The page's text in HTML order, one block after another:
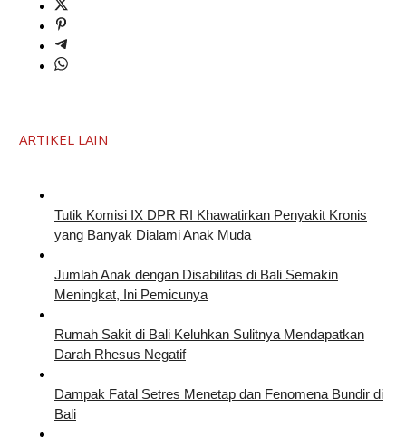
ARTIKEL LAIN
Tutik Komisi IX DPR RI Khawatirkan Penyakit Kronis
yang Banyak Dialami Anak Muda
Jumlah Anak dengan Disabilitas di Bali Semakin
Meningkat, Ini Pemicunya
Rumah Sakit di Bali Keluhkan Sulitnya Mendapatkan
Darah Rhesus Negatif
Dampak Fatal Setres Menetap dan Fenomena Bundir di
Bali